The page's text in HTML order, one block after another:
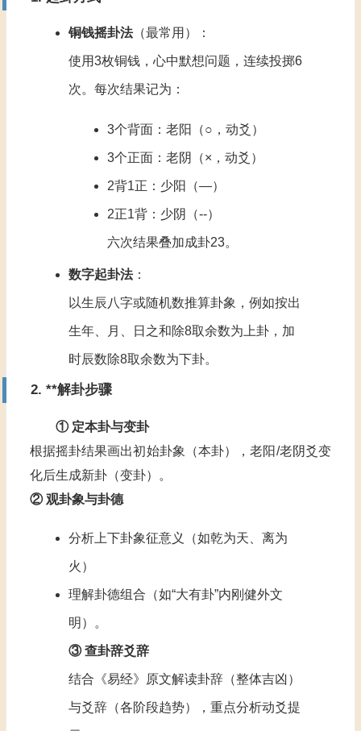
铜钱摇卦法‌（最常用）：
使用3枚铜钱，心中默想问题，连续投掷6
次。每次结果记为：
3个背面：老阳（○，动爻）
3个正面：老阴（×，动爻）
2背1正：少阳（—）
2正1背：少阴（--）
六次结果叠加成卦‌23。
数字起卦法‌：
以生辰八字或随机数推算卦象，例如按出
生年、月、日之和除8取余数为上卦，加
时辰数除8取余数为下卦‌。
2. **解卦步骤
① 定本卦与变卦
根据摇卦结果画出初始卦象（本卦），老阳/老阴爻变
化后生成新卦（变卦）‌。
② 观卦象与卦德
分析上下卦象征意义（如乾为天、离为
火）
理解卦德组合（如“大有卦”内刚健外文
明）‌。
③ 查卦辞爻辞
结合《易经》原文解读卦辞（整体吉凶）
与爻辞（各阶段趋势），重点分析动爻提